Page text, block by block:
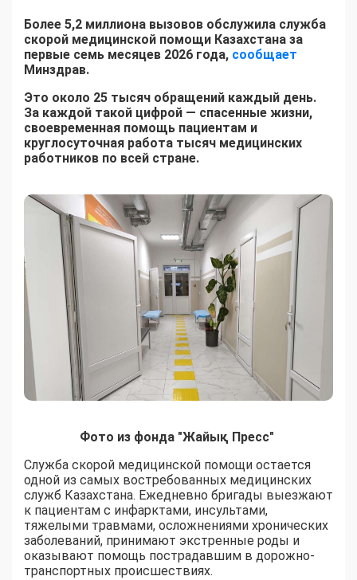
Более 5,2 миллиона вызовов обслужила служба
скорой медицинской помощи Казахстана за
первые семь месяцев 2026 года, сообщает
Минздрав.
Это около 25 тысяч обращений каждый день.
За каждой такой цифрой — спасенные жизни,
своевременная помощь пациентам и
круглосуточная работа тысяч медицинских
работников по всей стране.
Фото из фонда "Жайық Пресс"
Служба скорой медицинской помощи остается
одной из самых востребованных медицинских
служб Казахстана. Ежедневно бригады выезжают
к пациентам с инфарктами, инсультами,
тяжелыми травмами, осложнениями хронических
заболеваний, принимают экстренные роды и
оказывают помощь пострадавшим в дорожно-
транспортных происшествиях.